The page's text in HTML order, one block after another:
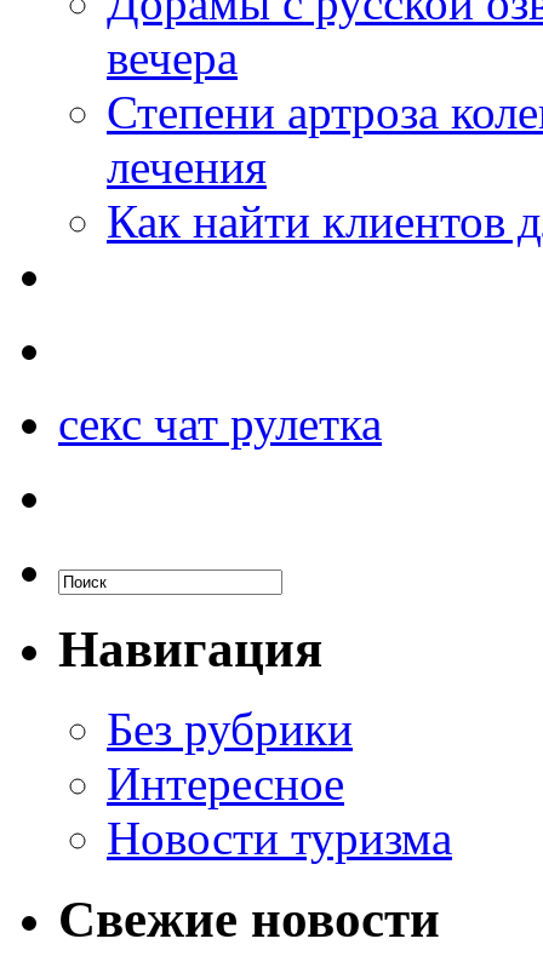
вечера
Степени артроза
лечения
Как найти клиентов
секс чат рулетка
Навигация
Без рубрики
Интересное
Новости туризма
Свежие новости